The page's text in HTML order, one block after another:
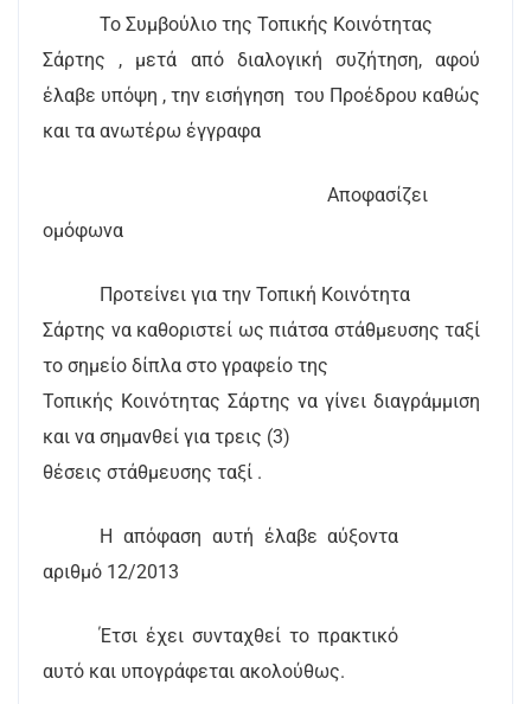
Το Συμβούλιο της Τοπικής Κοινότητας
Σάρτης , μετά από διαλογική συζήτηση, αφού
έλαβε υπόψη , την εισήγηση του Προέδρου καθώς
και τα ανωτέρω έγγραφα
Αποφασίζει
ομόφωνα
Προτείνει για την Τοπική Κοινότητα
Σάρτης να καθοριστεί ως πιάτσα στάθμευσης ταξί
το σημείο δίπλα στο γραφείο της
Τοπικής Κοινότητας Σάρτης να γίνει διαγράμμιση
και να σημανθεί για τρεις (3)
θέσεις στάθμευσης ταξί .
Η απόφαση αυτή έλαβε αύξοντα
αριθμό 12/2013
Έτσι έχει συνταχθεί το πρακτικό
αυτό και υπογράφεται ακολούθως.